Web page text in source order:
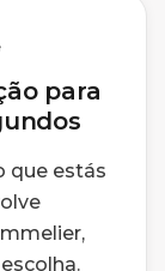
para
que estás